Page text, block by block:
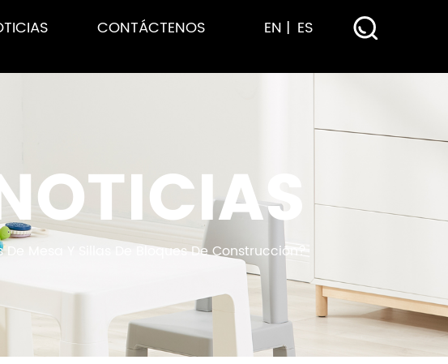
CONTÁCTENOS EN ES
Mesa Y Sillas De Bloques De Construcción?